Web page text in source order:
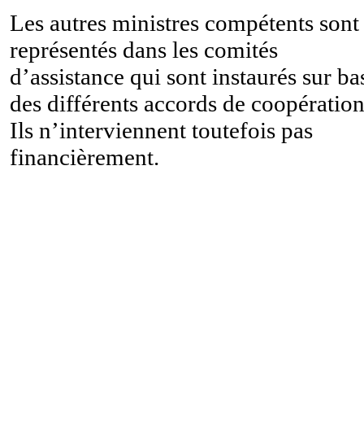
Les autres ministres compétents sont
représentés dans les comités
d’assistance qui sont instaurés sur
des différents accords de
Ils n’interviennent toutefois pas
financièrement.